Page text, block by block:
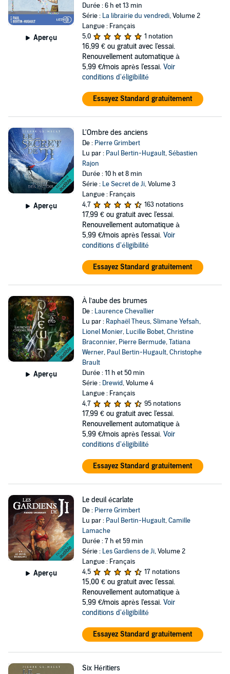
Aperçu
Durée : 6 h et 13 min
Série : La librairie du vendredi, Volume 2
Langue : Français
5,0
1 notation
16,99 € ou gratuit avec l'essai.
Renouvellement automatique à
5,99 €/mois après l'essai. Voir
conditions d'éligibilité
Essayez Standard gratuitement
Aperçu
L'Ombre des anciens
De : Pierre Grimbert
Lu par : Paul Bertin-Hugault,Sébastien
Rajon
Durée : 10 h et 8 min
Série : Le Secret de Ji, Volume 3
Langue : Français
4,7
163 notations
17,99 € ou gratuit avec l'essai.
Renouvellement automatique à
5,99 €/mois après l'essai. Voir
conditions d'éligibilité
Essayez Standard gratuitement
Aperçu
À l’aube des brumes
De : Laurence Chevallier
Lu par : Raphaël Theus,Slimane Yefsah,
Lionel Monier, Lucille Bobet,Christine
Braconnier, Pierre Bermude,Tatiana
Werner, Paul Bertin-Hugault,Christophe
Brault
Durée : 11 h et 50 min
Série : Drewid, Volume 4
Langue : Français
4,7
95 notations
17,99 € ou gratuit avec l'essai.
Renouvellement automatique à
5,99 €/mois après l'essai. Voir
conditions d'éligibilité
Essayez Standard gratuitement
Aperçu
Le deuil écarlate
De : Pierre Grimbert
Lu par : Paul Bertin-Hugault,Camille
Lamache
Durée : 7 h et 59 min
Série : Les Gardiens de Ji, Volume 2
Langue : Français
4,5
17 notations
15,00 € ou gratuit avec l'essai.
Renouvellement automatique à
5,99 €/mois après l'essai. Voir
conditions d'éligibilité
Essayez Standard gratuitement
Six Héritiers